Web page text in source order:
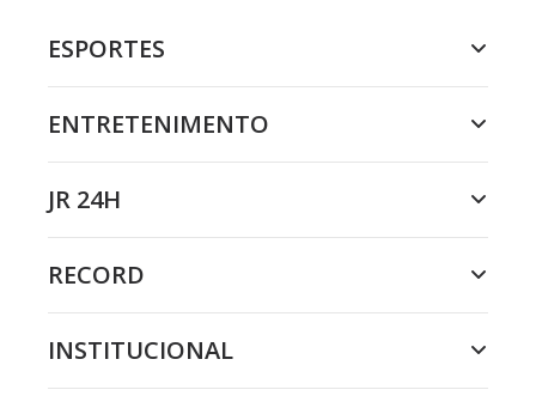
ESPORTES
ENTRETENIMENTO
JR 24H
RECORD
INSTITUCIONAL